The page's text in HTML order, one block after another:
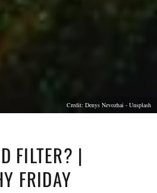
Credit: Denys Nevozhai - Unsplash
FILTER? |
FRIDAY